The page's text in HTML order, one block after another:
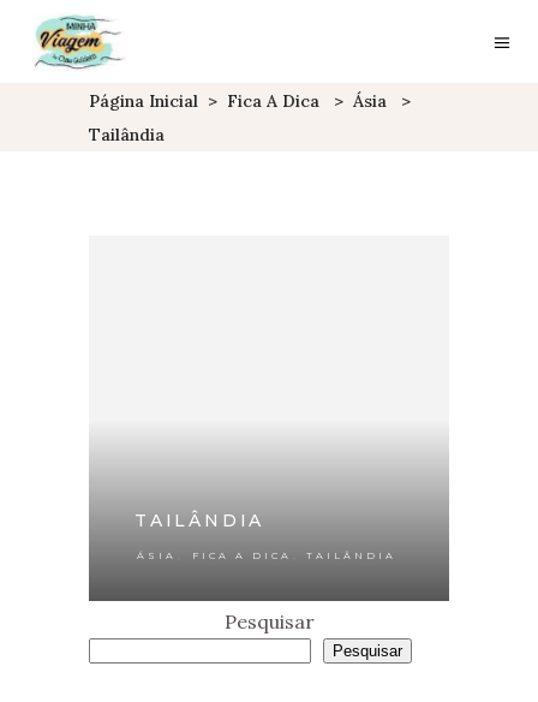
Página Inicial > Fica A Dica > Ásia
>
Tailândia
TAILÂNDIA
ÁSIA FICA A DICA TAILÂNDIA
Pesquisar
Pesquisar